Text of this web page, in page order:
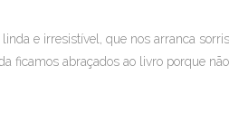
e irresistível, que nos arranca
ficamos abraçados ao livro porque